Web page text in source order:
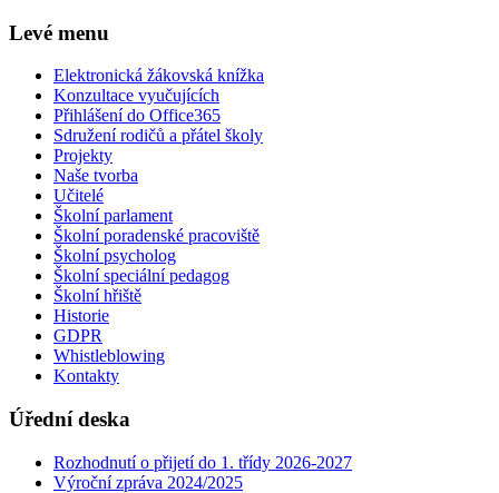
Levé menu
Elektronická žákovská knížka
Konzultace vyučujících
Přihlášení do Office365
Sdružení rodičů a přátel školy
Projekty
Naše tvorba
Učitelé
Školní parlament
Školní poradenské pracoviště
Školní psycholog
Školní speciální pedagog
Školní hřiště
Historie
GDPR
Whistleblowing
Kontakty
Úřední deska
Rozhodnutí o přijetí do 1. třídy 2026-2027
Výroční zpráva 2024/2025